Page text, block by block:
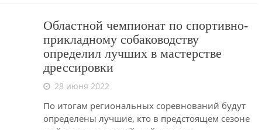
Областной чемпионат по спортивно-
прикладному собаководству
определил лучших в мастерстве
дрессировки
28 июня 2022
По итогам региональных соревнований будут
определены лучшие, кто в предстоящем сезоне